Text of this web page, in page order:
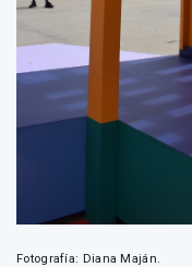
Fotografía: Diana Maján.